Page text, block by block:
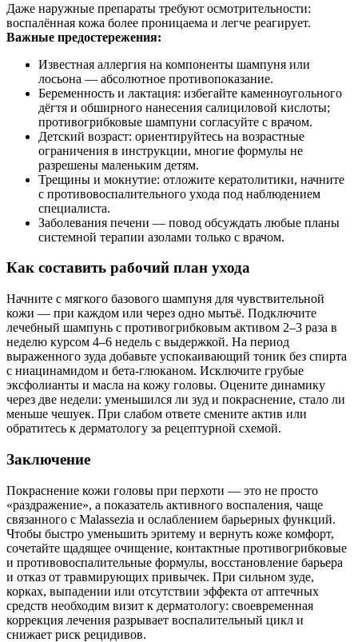
Даже наружные препараты требуют осмотрительности:
воспалённая кожа более проницаема и легче реагирует.
Важные предостережения:
Известная аллергия на компоненты шампуня или
лосьона — абсолютное противопоказание.
Беременность и лактация: избегайте каменноугольного
дёгтя и обширного нанесения салициловой кислоты;
противогрибковые шампуни согласуйте с врачом.
Детский возраст: ориентируйтесь на возрастные
ограничения в инструкции, многие формулы не
разрешены маленьким детям.
Трещины и мокнутие: отложите кератолитики, начните
с противовоспалительного ухода под наблюдением
специалиста.
Заболевания печени — повод обсуждать любые планы
системной терапии азолами только с врачом.
Как составить рабочий план ухода
Начните с мягкого базового шампуня для чувствительной
кожи — при каждом или через одно мытьё. Подключите
лечебный шампунь с противогрибковым активом 2–3 раза в
неделю курсом 4–6 недель с выдержкой. На период
выраженного зуда добавьте успокаивающий тоник без спирта
с ниацинамидом и бета‑глюканом. Исключите грубые
эксфолианты и масла на кожу головы. Оцените динамику
через две недели: уменьшился ли зуд и покраснение, стало ли
меньше чешуек. При слабом ответе смените актив или
обратитесь к дерматологу за рецептурной схемой.
Заключение
Покраснение кожи головы при перхоти — это не просто
«раздражение», а показатель активного воспаления, чаще
связанного с Malassezia и ослаблением барьерных функций.
Чтобы быстро уменьшить эритему и вернуть коже комфорт,
сочетайте щадящее очищение, контактные противогрибковые
и противовоспалительные формулы, восстановление барьера
и отказ от травмирующих привычек. При сильном зуде,
корках, выпадении или отсутствии эффекта от аптечных
средств необходим визит к дерматологу: своевременная
коррекция лечения разрывает воспалительный цикл и
снижает риск рецидивов.